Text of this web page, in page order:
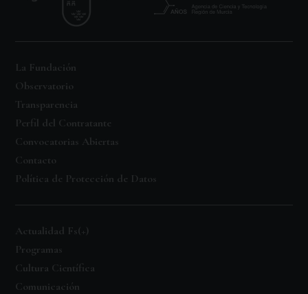
La Fundación
Observatorio
Transparencia
Perfil del Contratante
Convocatorias Abiertas
Contacto
Política de Protección de Datos
Actualidad Fs(+)
Programas
Cultura Científica
Comunicación